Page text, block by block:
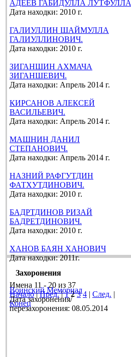
АДЕЕВ ГАБИДУЛЛА ЛУТФУЛЛА
Дата находки: 2010 г.
ГАЛИУЛЛИН ШАЙМУЛЛА
ГАЛИУЛЛИНОВИЧ.
Дата находки: 2010 г.
ЗИГАНШИН АХМАЧА
ЗИГАНШЕВИЧ.
Дата находки: Апрель 2014 г.
КИРСАНОВ АЛЕКСЕЙ
ВАСИЛЬЕВИЧ.
Дата находки: Апрель 2014 г.
МАШНИН ДАНИЛ
СТЕПАНОВИЧ.
Дата находки: Апрель 2014 г.
НАЗНИЙ РАФГУТДИН
ФАТХУТДИНОВИЧ.
Дата находки: 2010 г.
БАДРТДИНОВ РИЗАЙ
БАДРЕТДИНОВИЧ.
Дата находки: 2010 г.
ХАНОВ БАЯН ХАНОВИЧ
Дата находки: 2011г.
Имена 11 - 20 из 37
Начало|Пред.|1 2 3 4 | След. |
Конец
Захоронения
Воинский Мемориал
Дата захоронения/
перезахоронения: 08.05.2014